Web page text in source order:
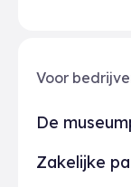
Voor
De
Zakelijke